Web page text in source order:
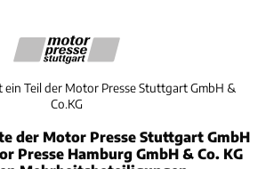
ein Teil der Motor Presse Stuttgart GmbH &
Co.KG
der Motor Presse Stuttgart GmbH
Presse Hamburg GmbH & Co. KG